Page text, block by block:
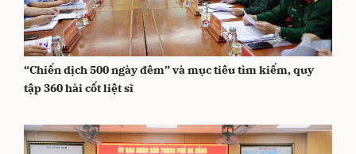
“Chiến dịch 500 ngày đêm” và mục tiêu tìm kiếm, quy
tập 360 hài cốt liệt sĩ